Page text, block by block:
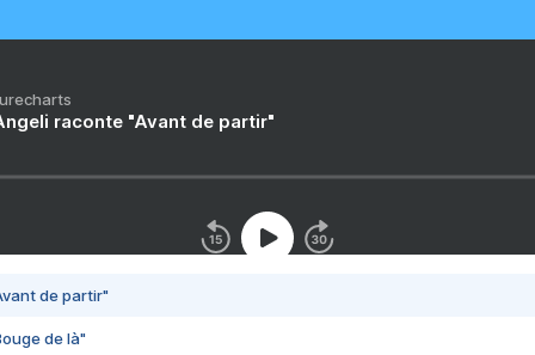
raconte "Avant de partir"
de partir"
de là"